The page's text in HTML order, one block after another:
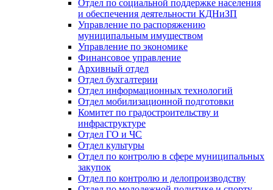
Отдел по социальной поддержке населения
и обеспечения деятельности КДНиЗП
Управление по распоряжению
муниципальным имуществом
Управление по экономике
Финансовое управление
Архивный отдел
Отдел бухгалтерии
Отдел информационных технологий
Отдел мобилизационной подготовки
Комитет по градостроительству и
инфраструктуре
Отдел ГО и ЧС
Отдел культуры
Отдел по контролю в сфере муниципальных
закупок
Отдел по контролю и делопроизводству